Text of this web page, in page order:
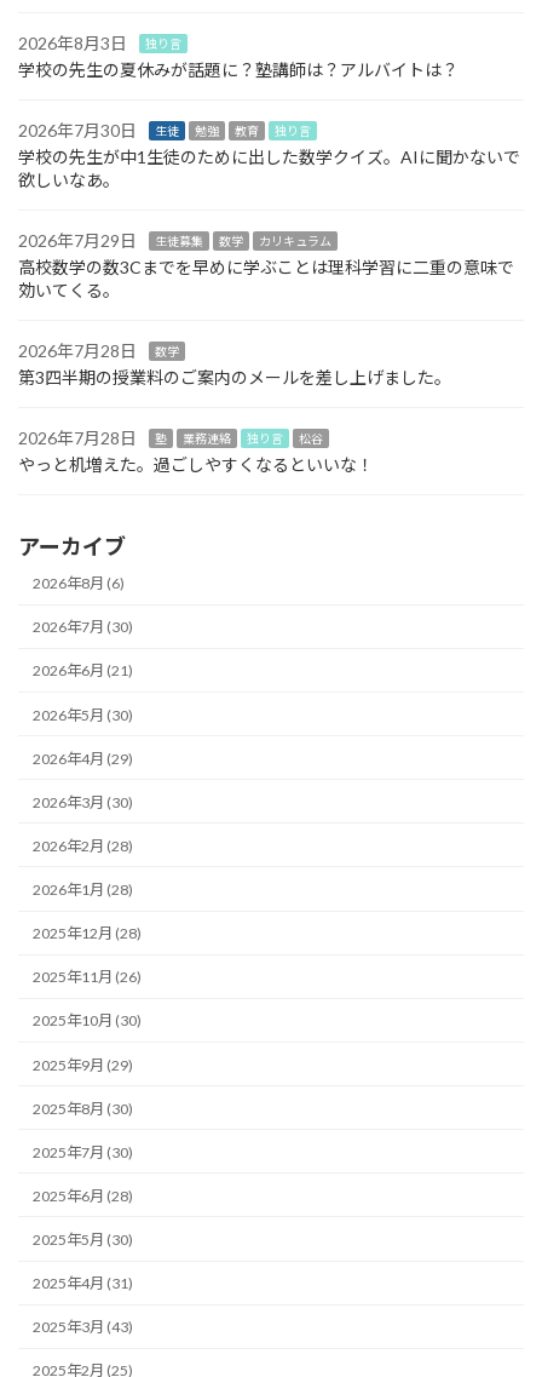
2026年8月3日 独り言
学校の先生の夏休みが話題に？塾講師は？アルバイトは？
2026年7月30日 生徒 勉強 教育 独り言
学校の先生が中1生徒のために出した数学クイズ。AIに聞かないで
欲しいなあ。
2026年7月29日 生徒募集 数学 カリキュラム
高校数学の数3Cまでを早めに学ぶことは理科学習に二重の意味で
効いてくる。
2026年7月28日 数学
第3四半期の授業料のご案内のメールを差し上げました。
2026年7月28日 塾 業務連絡 独り言 松谷
やっと机増えた。過ごしやすくなるといいな！
アーカイブ
2026年8月 (6)
2026年7月 (30)
2026年6月 (21)
2026年5月 (30)
2026年4月 (29)
2026年3月 (30)
2026年2月 (28)
2026年1月 (28)
2025年12月 (28)
2025年11月 (26)
2025年10月 (30)
2025年9月 (29)
2025年8月 (30)
2025年7月 (30)
2025年6月 (28)
2025年5月 (30)
2025年4月 (31)
2025年3月 (43)
2025年2月 (25)